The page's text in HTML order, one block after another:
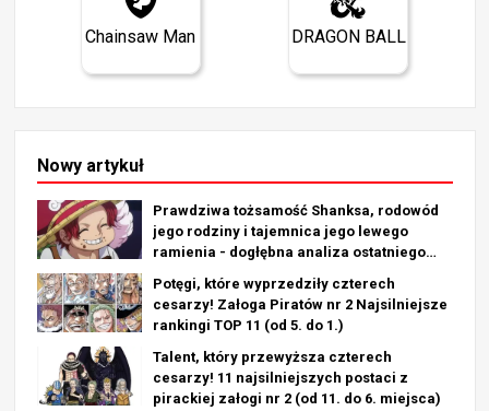
Chainsaw Man DRAGON BALL
Nowy artykuł
Prawdziwa tożsamość Shanksa, rodowód
jego rodziny i tajemnica jego lewego
ramienia - dogłębna analiza ostatniego
Potęgi, które wyprzedziły czterech
cesarzy! Załoga Piratów nr 2 Najsilniejsze
rankingi TOP 11 (od 5. do 1.)
Talent, który przewyższa czterech
cesarzy! 11 najsilniejszych postaci z
pirackiej załogi nr 2 (od 11. do 6. miejsca)